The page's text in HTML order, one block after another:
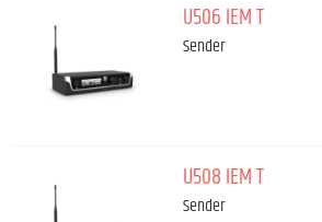
U506 IEM T
Sender
U508 IEM T
Sender